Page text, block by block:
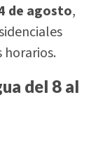
de agosto,
horarios.
del 8 al